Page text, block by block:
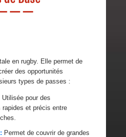
en rugby. Elle permet de
des opportunités
types de passes :
Utilisée pour des
rapides et précis entre
Permet de couvrir de grandes